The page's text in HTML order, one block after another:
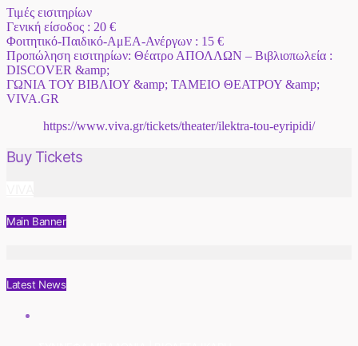
Τιμές εισιτηρίων
Γενική είσοδος : 20 €
Φοιτητικό-Παιδικό-ΑμΕΑ-Ανέργων : 15 €
Προπώληση εισιτηρίων: Θέατρο ΑΠΟΛΛΩΝ – Βιβλιοπωλεία :
DISCOVER &amp;
ΓΩΝΙΑ ΤΟΥ ΒΙΒΛΙΟΥ &amp; ΤΑΜΕΙΟ ΘΕΑΤΡΟΥ &amp;
VIVA.GR
https://www.viva.gr/tickets/theater/ilektra-tou-eyripidi/
Buy Tickets
Main Banner
Latest News